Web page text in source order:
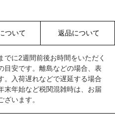
ついて 返品について
に2週間前後お時間をいただく
目安です。離島などの場合、表
。入荷遅れなどで遅延する場合
末年始など税関混雑時は、お届
います。